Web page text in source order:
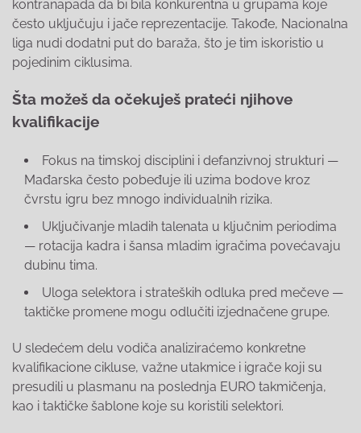
kontranapada da bi bila konkurentna u grupama koje
često uključuju i jače reprezentacije. Takođe, Nacionalna
liga nudi dodatni put do baraža, što je tim iskoristio u
pojedinim ciklusima.
Šta možeš da očekuješ prateći njihove
kvalifikacije
Fokus na timskoj disciplini i defanzivnoj strukturi —
Mađarska često pobeđuje ili uzima bodove kroz
čvrstu igru bez mnogo individualnih rizika.
Uključivanje mladih talenata u ključnim periodima
— rotacija kadra i šansa mladim igračima povećavaju
dubinu tima.
Uloga selektora i strateških odluka pred mečeve —
taktičke promene mogu odlučiti izjednačene grupe.
U sledećem delu vodiča analiziraćemo konkretne
kvalifikacione cikluse, važne utakmice i igrače koji su
presudili u plasmanu na poslednja EURO takmičenja,
kao i taktičke šablone koje su koristili selektori.